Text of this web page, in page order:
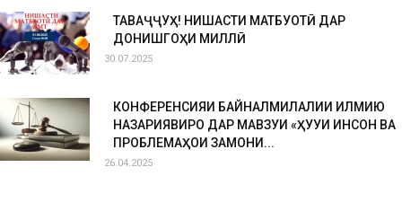
ТАВАҶҶУҲ! НИШАСТИ МАТБУОТӢ ДАР
ДОНИШГОҲИ МИЛЛӢ
30.07.2025
КОНФЕРЕНСИЯИ БАЙНАЛМИЛАЛИИ ИЛМИЮ
НАЗАРИЯВИРО ДАР МАВЗУИ «ҲУҚУҚИ ИНСОН ВА
ПРОБЛЕМАҲОИ ЗАМОНИ...
26.04.2025